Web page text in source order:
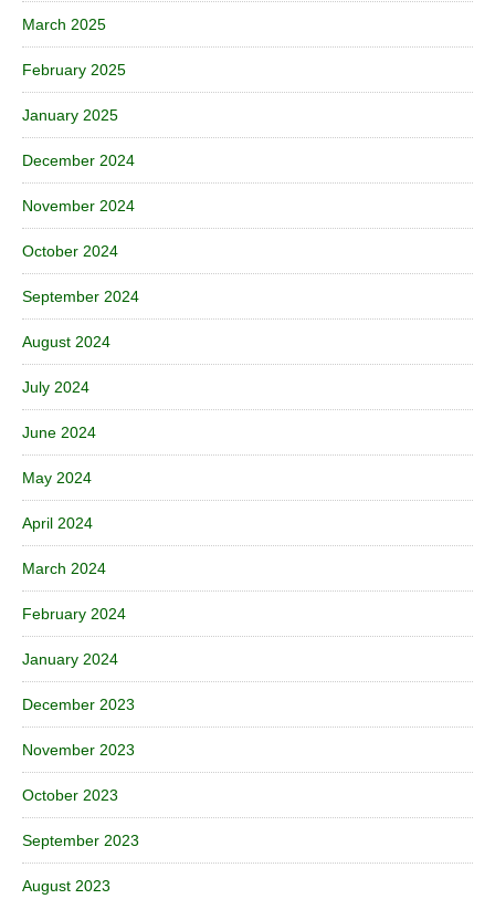
March 2025
February 2025
January 2025
December 2024
November 2024
October 2024
September 2024
August 2024
July 2024
June 2024
May 2024
April 2024
March 2024
February 2024
January 2024
December 2023
November 2023
October 2023
September 2023
August 2023